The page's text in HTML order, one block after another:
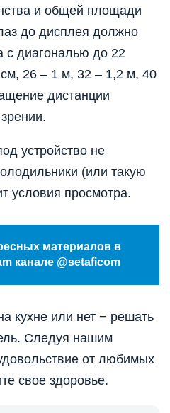
и общей площади
до дисплея должно
с диагональю до 22
26 – 1 м, 32 – 1,2 м, 40
дистанции
устройство не
(или такую
условия просмотра.
материалов в
канале @setaficom
кухне или нет − решать
Следуя нашим
от любимых
свое здоровье.